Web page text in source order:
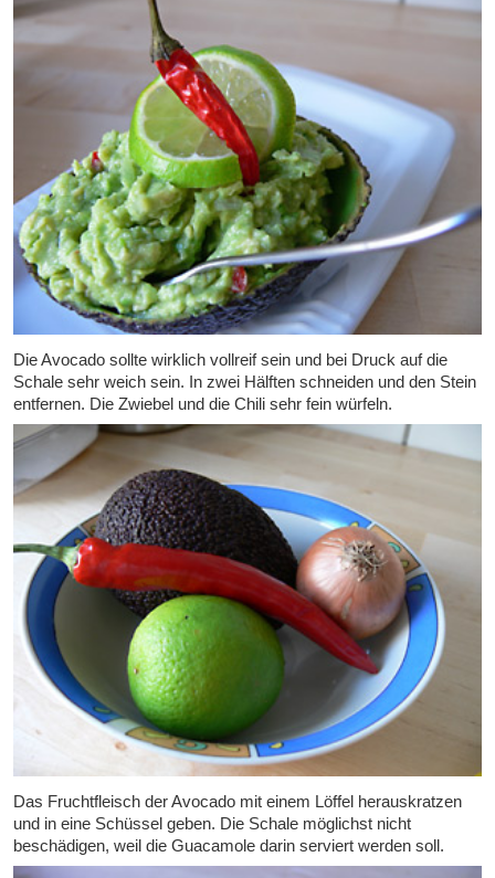
Die Avocado sollte wirklich vollreif sein und bei Druck auf die
Schale sehr weich sein. In zwei Hälften schneiden und den Stein
entfernen. Die Zwiebel und die Chili sehr fein würfeln.
Das Fruchtfleisch der Avocado mit einem Löffel herauskratzen
und in eine Schüssel geben. Die Schale möglichst nicht
beschädigen, weil die Guacamole darin serviert werden soll.